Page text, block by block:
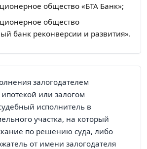
общество «БТА Банк»;
общество
банк реконверсии и развития».
залогодателем
или залогом
исполнитель в
участка, на который
по решению суда, либо
от имени залогодателя